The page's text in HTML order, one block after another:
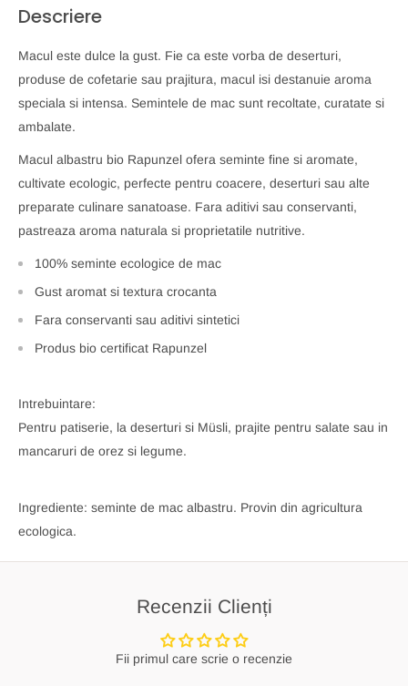
Descriere
Macul este dulce la gust. Fie ca este vorba de deserturi,
produse de cofetarie sau prajitura, macul isi destanuie aroma
speciala si intensa. Semintele de mac sunt recoltate, curatate si
ambalate.
Macul albastru bio Rapunzel ofera seminte fine si aromate,
cultivate ecologic, perfecte pentru coacere, deserturi sau alte
preparate culinare sanatoase. Fara aditivi sau conservanti,
pastreaza aroma naturala si proprietatile nutritive.
100% seminte ecologice de mac
Gust aromat si textura crocanta
Fara conservanti sau aditivi sintetici
Produs bio certificat Rapunzel
Intrebuintare:
Pentru patiserie, la deserturi si Müsli, prajite pentru salate sau in
mancaruri de orez si legume.
Ingrediente: seminte de mac albastru. Provin din agricultura
ecologica.
Recenzii Clienți
Fii primul care scrie o recenzie